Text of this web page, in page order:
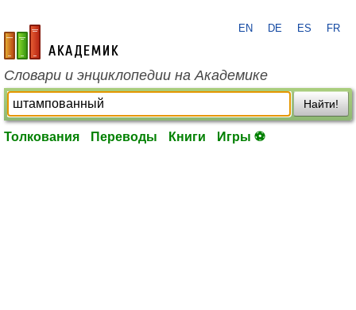
academic.ru
EN DE ES FR
Словари и энциклопедии на Академике
Найти!
Толкования Переводы Книги Игры ⚽